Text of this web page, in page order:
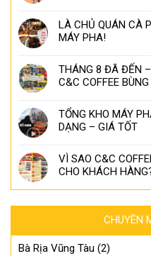
LÀ CHỦ QUÁN CÀ
MÁY PHA!
THÁNG 8 ĐÃ ĐẾN
C&C COFFEE
TỔNG KHO MÁY
DẠNG – GIÁ TỐT
VÌ SAO C&C
CHO KHÁCH
CHUYÊN
Bà Rịa Vũng Tàu (2)